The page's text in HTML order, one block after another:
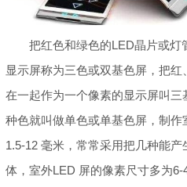
把红色和绿色的LED晶片或灯
显示屏称为三色或双基色屏，把
在一起作为一个像素的显示屏叫
种色就叫做单色或单基色屏，制
1.5-12 毫米，常常采用把几种能
体，室外LED 屏的像素尺寸多为